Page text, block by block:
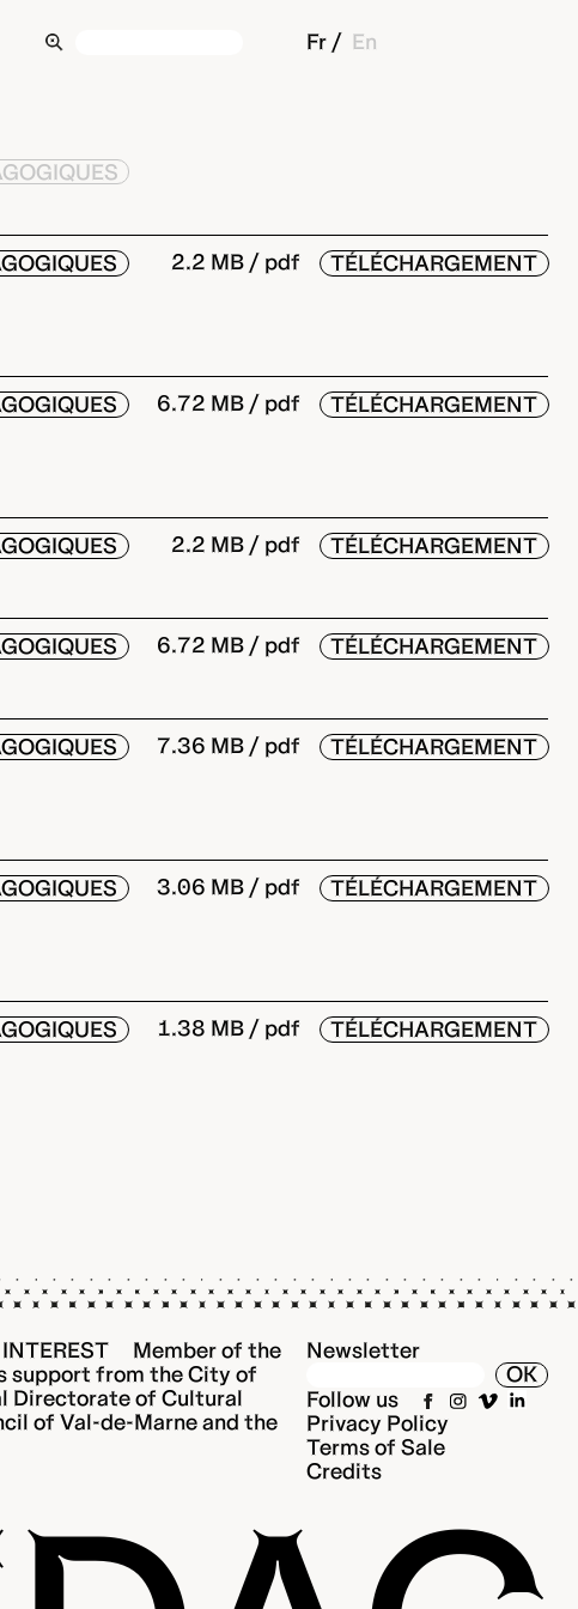
Fr En
2.2 MB / pdf TÉLÉCHARGEMENT
6.72 MB / pdf TÉLÉCHARGEMENT
2.2 MB / pdf TÉLÉCHARGEMENT
6.72 MB / pdf TÉLÉCHARGEMENT
7.36 MB / pdf TÉLÉCHARGEMENT
3.06 MB / pdf TÉLÉCHARGEMENT
1.38 MB / pdf TÉLÉCHARGEMENT
INTEREST Member of the
support from the City of
Directorate of Cultural
of Val-de-Marne and the
Newsletter
OK
Follow us
Privacy Policy
Terms of Sale
Credits